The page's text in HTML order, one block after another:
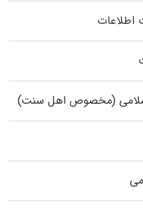
اطلاعات
اسلامی (مخصوص اهل سنت)